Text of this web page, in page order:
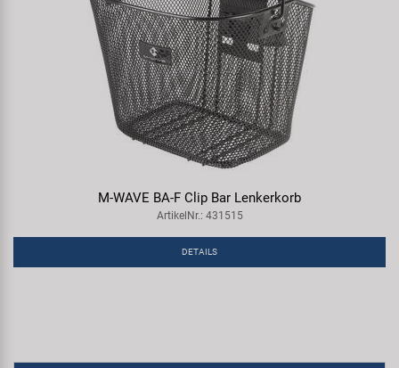
M-WAVE BA-F Clip Bar Lenkerkorb
ArtikelNr.: 431515
DETAILS